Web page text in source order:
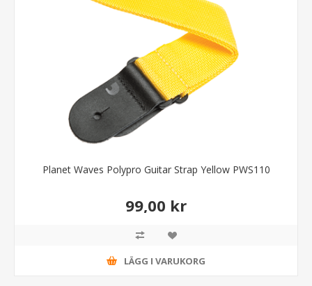
Planet Waves Polypro Guitar Strap Yellow PWS110
99,00 kr
LÄGG I VARUKORG